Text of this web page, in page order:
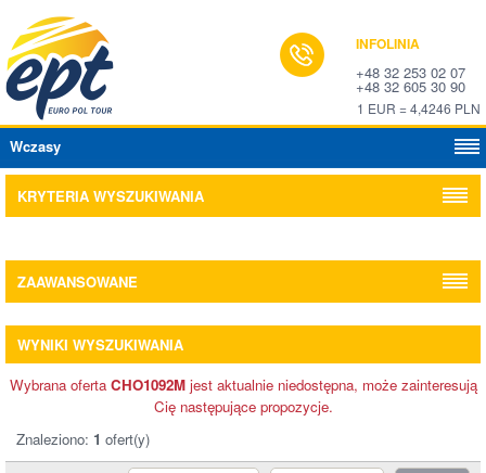
INFOLINIA
+48 32 253 02 07
+48 32 605 30 90
1 EUR = 4,4246 PLN
Wczasy
KRYTERIA WYSZUKIWANIA
ZAAWANSOWANE
WYNIKI WYSZUKIWANIA
Wybrana oferta CHO1092Mjest aktualnie niedostępna, może zainteresują
Cię następujące propozycje.
Znaleziono: 1 ofert(y)